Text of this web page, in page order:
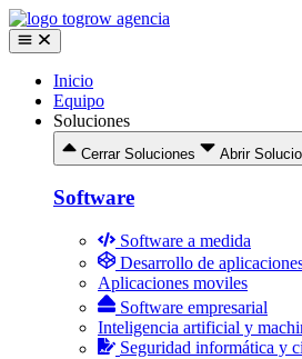
Ir
al
contenido
Inicio
Equipo
Soluciones
Cerrar Soluciones Abrir
Software
Software a medida
Desarrollo de
Aplicaciones moviles
Software empresarial
Inteligencia artificial y
Seguridad informática y